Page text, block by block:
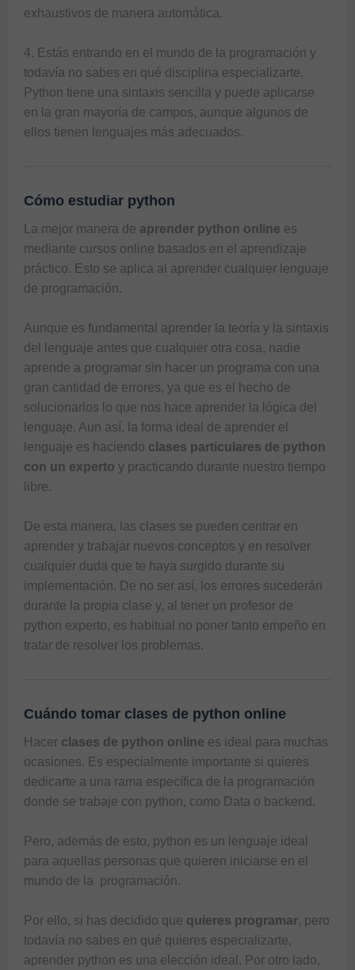
exhaustivos de manera automática.
4. Estás entrando en el mundo de la programación y
todavía no sabes en qué disciplina especializarte.
Python tiene una sintaxis sencilla y puede aplicarse
en la gran mayoría de campos, aunque algunos de
Cómo estudiar python
La mejor manera de aprender python online es
mediante cursos online basados en el aprendizaje
práctico. Esto se aplica al aprender cualquier lenguaje
de programación.
Aunque es fundamental aprender la teoría y la sintaxis
del lenguaje antes que cualquier otra cosa, nadie
aprende a programar sin hacer un programa con una
gran cantidad de errores, ya que es el hecho de
solucionarlos lo que nos hace aprender la lógica del
lenguaje. Aun así, la forma ideal de aprender el
lenguaje es haciendo clases particulares de python
con un experto y practicando durante nuestro tiempo
libre.
De esta manera, las clases se pueden centrar en
aprender y trabajar nuevos conceptos y en resolver
cualquier duda que te haya surgido durante su
implementación. De no ser así, los errores sucederán
durante la propia clase y, al tener un profesor de
python experto, es habitual no poner tanto empeño en
tratar de resolver los problemas.
Cuándo tomar clases de python online
Hacer clases de python online es ideal para muchas
ocasiones. Es especialmente importante si quieres
dedicarte a una rama específica de la programación
donde se trabaje con python, como Data o backend.
Pero, además de esto, python es un lenguaje ideal
para aquellas personas que quieren iniciarse en el
mundo de la programación.
Por ello, si has decidido que quieres programar, pero
todavía no sabes en qué quieres especializarte,
aprender python es una elección ideal. Por otro lado,